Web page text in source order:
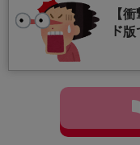
【
ド